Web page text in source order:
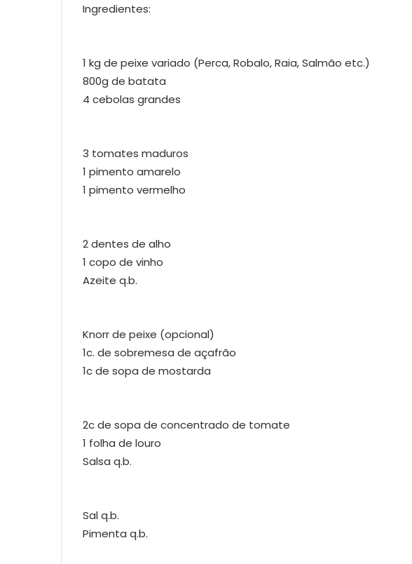
Ingredientes:
1 kg de peixe variado (Perca, Robalo, Raia, Salmão etc.)
800g de batata
4 cebolas grandes
3 tomates maduros
1 pimento amarelo
1 pimento vermelho
2 dentes de alho
1 copo de vinho
Azeite q.b.
Knorr de peixe (opcional)
1c. de sobremesa de açafrão
1c de sopa de mostarda
2c de sopa de concentrado de tomate
1 folha de louro
Salsa q.b.
Sal q.b.
Pimenta q.b.